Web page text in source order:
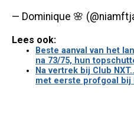
— Dominique 🌸
Lees ook:
Beste aanval van het
na 73/75, hun
Na vertrek bij Club
met eerste profgoal bij